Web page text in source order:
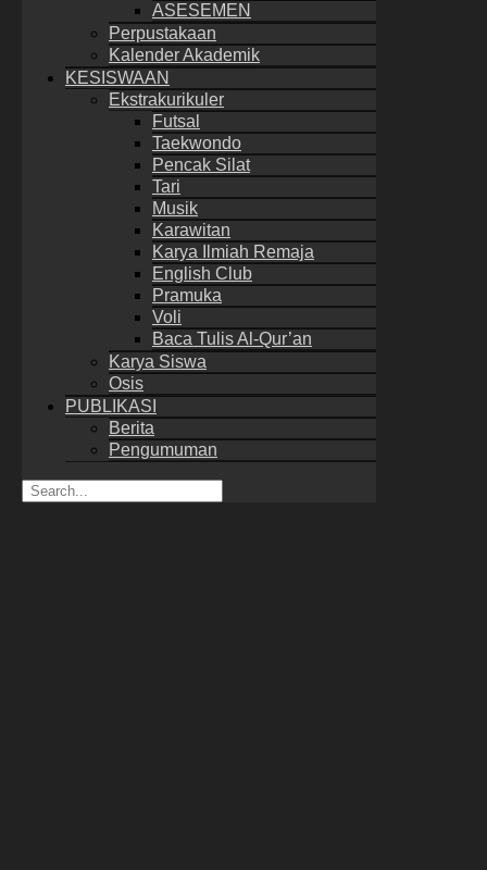
ASESEMEN
Perpustakaan
Kalender Akademik
KESISWAAN
Ekstrakurikuler
Futsal
Taekwondo
Pencak Silat
Tari
Musik
Karawitan
Karya Ilmiah Remaja
English Club
Pramuka
Voli
Baca Tulis Al-Qur’an
Karya Siswa
Osis
PUBLIKASI
Berita
Pengumuman